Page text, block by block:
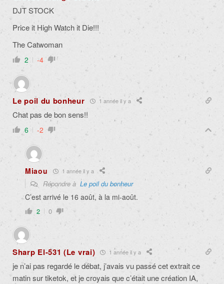
DJT STOCK
Price it High Watch it Die!!!
The Catwoman
2 -4
Le poil du bonheur 1 année il y a
Chat pas de bon sens!!
6 -2
Miaou 1 année il y a
Répondre à Le poil du bonheur
C’est arrivé le 16 août, à la mi-août.
2 0
Sharp El-531 (Le vrai) 1 année il y a
je n’ai pas regardé le débat, j’avais vu passé cet extrait ce
matin sur tiketok, et je croyais que c’était une création IA,